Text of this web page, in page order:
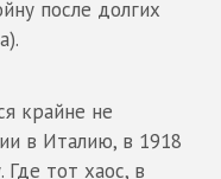
после долгих
крайне не
в Италию, в 1918
Где тот хаос, в